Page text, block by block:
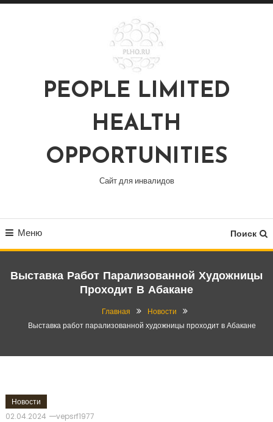
Перейти
PEOPLE LIMITED
HEALTH
OPPORTUNITIES
Сайт для инвалидов
Меню Поиск
Выставка Работ Парализованной Художницы
Проходит В Абакане
Главная
Новости
Выставка работ парализованной художницы проходит в Абакане
Новости
02.04.2024
vepsrf1977